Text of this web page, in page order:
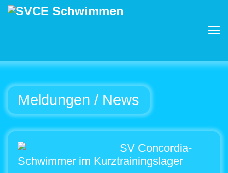
Meldungen / News
SV Concordia-
Schwimmer im Kurztrainingslager